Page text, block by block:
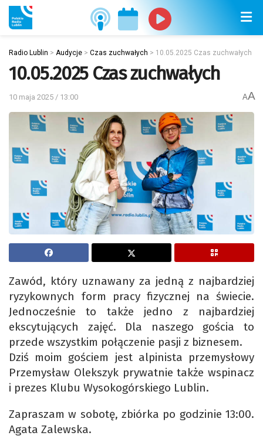
Radio Lublin > Audycje > Czas zuchwałych > 10.05.2025 Czas zuchwałych
10.05.2025 Czas zuchwałych
10 maja 2025 / 13:00 AA
Zawód, który uznawany za jedną z najbardziej
ryzykownych form pracy fizycznej na świecie.
Jednocześnie to także jedno z najbardziej
ekscytujących zajęć. Dla naszego gościa to
przede wszystkim połączenie pasji z biznesem.
Dziś moim gościem jest alpinista przemysłowy
Przemysław Olekszyk prywatnie także wspinacz
i prezes Klubu Wysokogórskiego Lublin.
Zapraszam w sobotę, zbiórka po godzinie 13:00.
Agata Zalewska.